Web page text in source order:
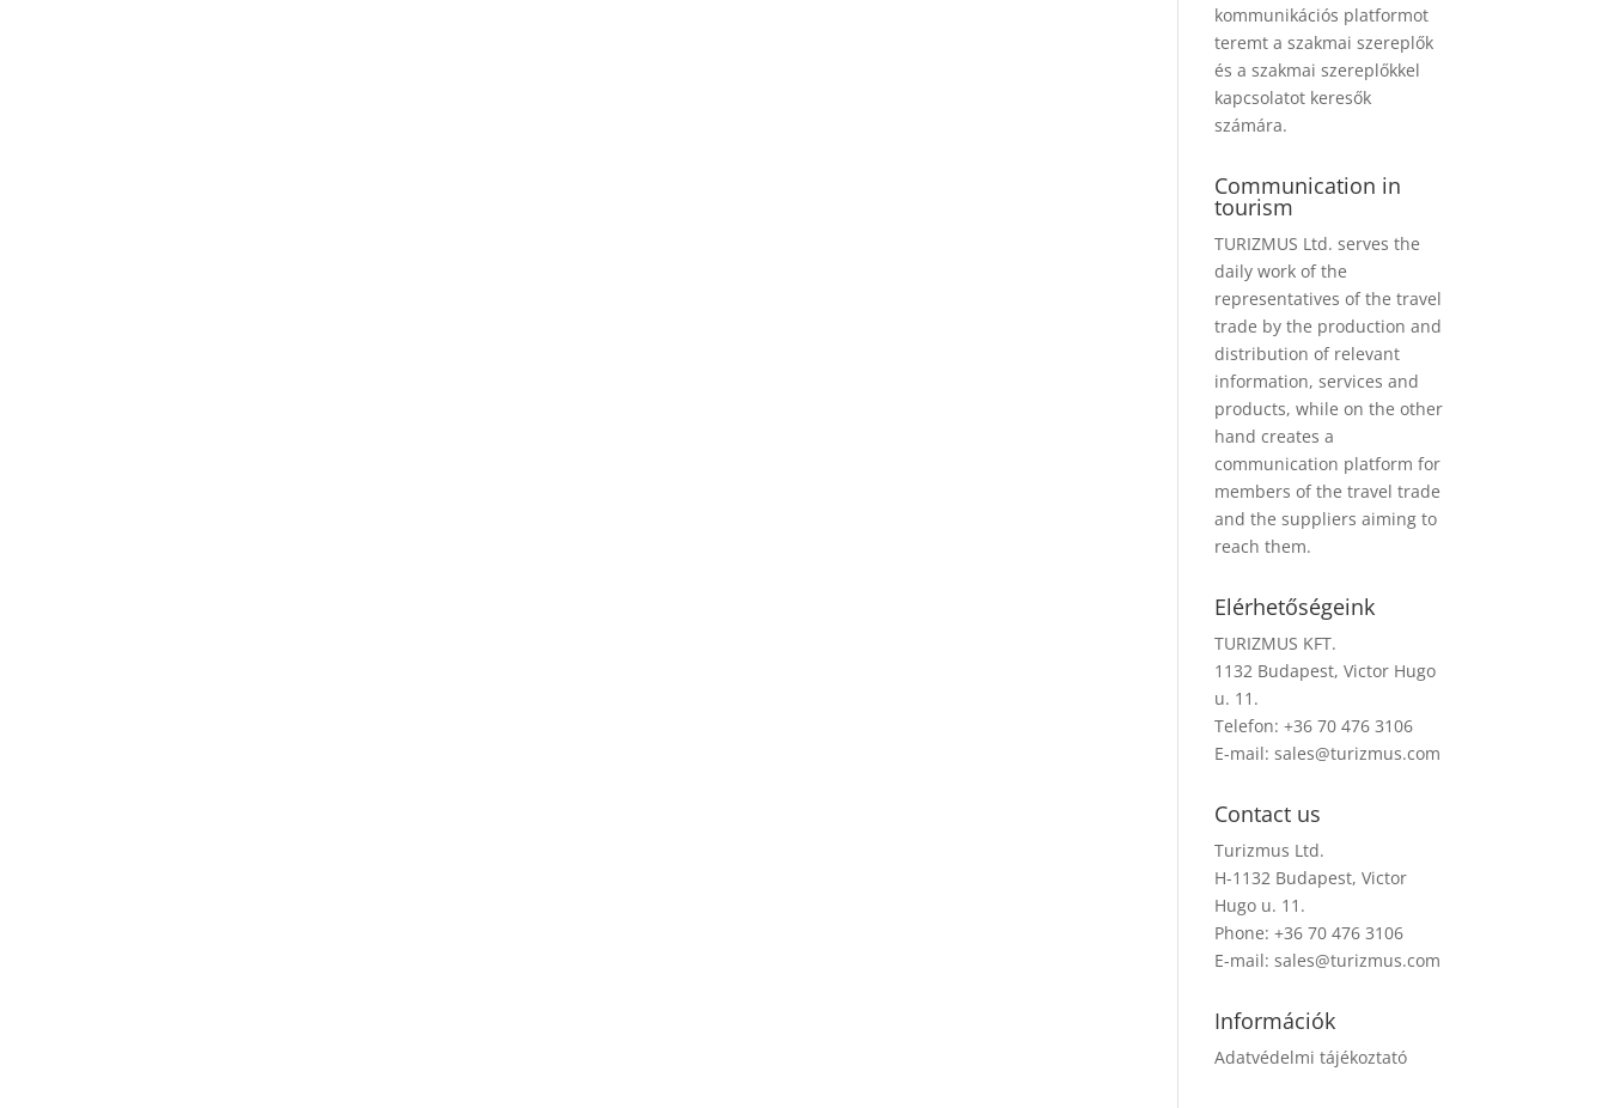
kommunikációs platformot
teremt a szakmai szereplők
és a szakmai szereplőkkel
kapcsolatot keresők
számára.
Communication in
tourism
TURIZMUS Ltd. serves the
daily work of the
representatives of the travel
trade by the production and
distribution of relevant
information, services and
products, while on the other
hand creates a
communication platform for
members of the travel trade
and the suppliers aiming to
reach them.
Elérhetőségeink
TURIZMUS KFT.
1132 Budapest, Victor Hugo
u. 11.
Telefon: +36 70 476 3106
E-mail:sales@turizmus.com
Contact us
Turizmus Ltd.
H-1132 Budapest, Victor
Hugo u. 11.
Phone: +36 70 476 3106
E-mail:sales@turizmus.com
Információk
Adatvédelmi tájékoztató